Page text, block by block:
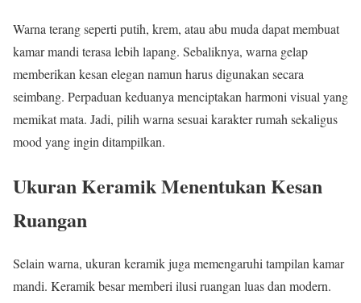
Warna terang seperti putih, krem, atau abu muda dapat membuat
kamar mandi terasa lebih lapang. Sebaliknya, warna gelap
memberikan kesan elegan namun harus digunakan secara
seimbang. Perpaduan keduanya menciptakan harmoni visual yang
memikat mata. Jadi, pilih warna sesuai karakter rumah sekaligus
mood yang ingin ditampilkan.
Ukuran Keramik Menentukan Kesan
Ruangan
Selain warna, ukuran keramik juga memengaruhi tampilan kamar
mandi. Keramik besar memberi ilusi ruangan luas dan modern.